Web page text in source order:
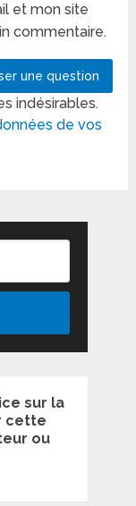
et mon site
commentaire.
indésirables.
de vos
sur la
cette
ou